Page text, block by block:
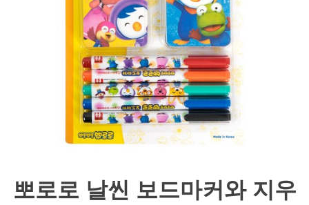
뽀로로 날씬 보드마커와 지우